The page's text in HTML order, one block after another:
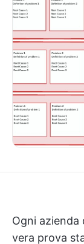
Ogni azienda
vera prova